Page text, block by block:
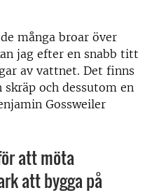
många broar över
jag efter en snabb titt
av vattnet. Det finns
och dessutom en
Gossweiler
att möta
att bygga på